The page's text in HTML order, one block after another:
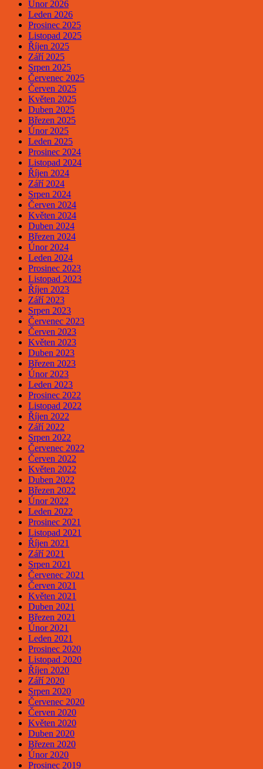
Únor 2026
Leden 2026
Prosinec 2025
Listopad 2025
Říjen 2025
Září 2025
Srpen 2025
Červenec 2025
Červen 2025
Květen 2025
Duben 2025
Březen 2025
Únor 2025
Leden 2025
Prosinec 2024
Listopad 2024
Říjen 2024
Září 2024
Srpen 2024
Červen 2024
Květen 2024
Duben 2024
Březen 2024
Únor 2024
Leden 2024
Prosinec 2023
Listopad 2023
Říjen 2023
Září 2023
Srpen 2023
Červenec 2023
Červen 2023
Květen 2023
Duben 2023
Březen 2023
Únor 2023
Leden 2023
Prosinec 2022
Listopad 2022
Říjen 2022
Září 2022
Srpen 2022
Červenec 2022
Červen 2022
Květen 2022
Duben 2022
Březen 2022
Únor 2022
Leden 2022
Prosinec 2021
Listopad 2021
Říjen 2021
Září 2021
Srpen 2021
Červenec 2021
Červen 2021
Květen 2021
Duben 2021
Březen 2021
Únor 2021
Leden 2021
Prosinec 2020
Listopad 2020
Říjen 2020
Září 2020
Srpen 2020
Červenec 2020
Červen 2020
Květen 2020
Duben 2020
Březen 2020
Únor 2020
Prosinec 2019